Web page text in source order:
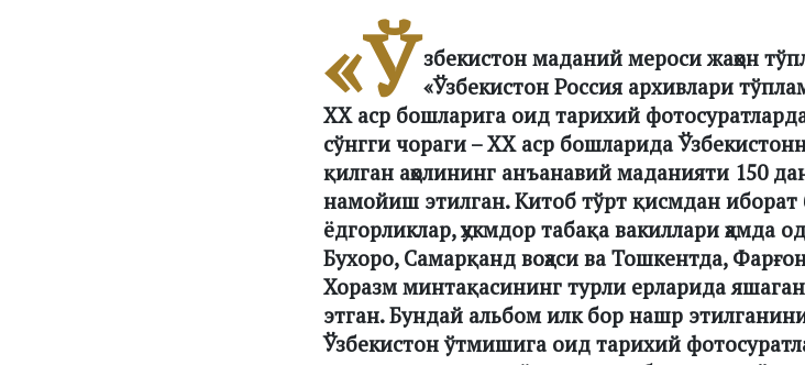
«Ўзбекистон маданий мероси жаҳон
«Ўзбекистон Россия архивлари
XX аср бошларига оид тарихий
сўнгги чораги – ХХ аср бошларида
қилган аҳолининг анъанавий маданияти 150
намойиш этилган. Китоб тўрт қисмдан
ёдгорликлар, ҳукмдор табақа вакиллари ҳамда
Бухоро, Самарқанд воҳаси ва Тошкентда,
Хоразм минтақасининг турли ерларида
этган. Бундай альбом илк бор нашр
Ўзбекистон ўтмишига оид тарихий